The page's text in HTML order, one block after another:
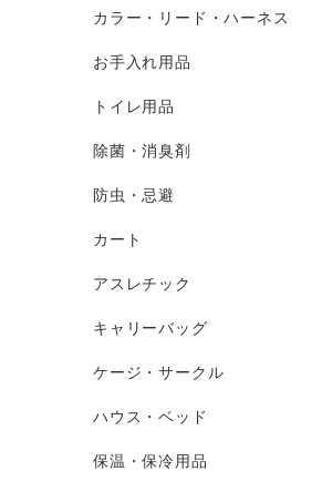
カラー・リード・ハーネス
お手入れ用品
トイレ用品
除菌・消臭剤
防虫・忌避
カート
アスレチック
キャリーバッグ
ケージ・サークル
ハウス・ベッド
保温・保冷用品